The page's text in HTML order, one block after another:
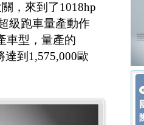
，來到了1018hp
級跑車量產動作
車型，量產的
到1,575,000歐